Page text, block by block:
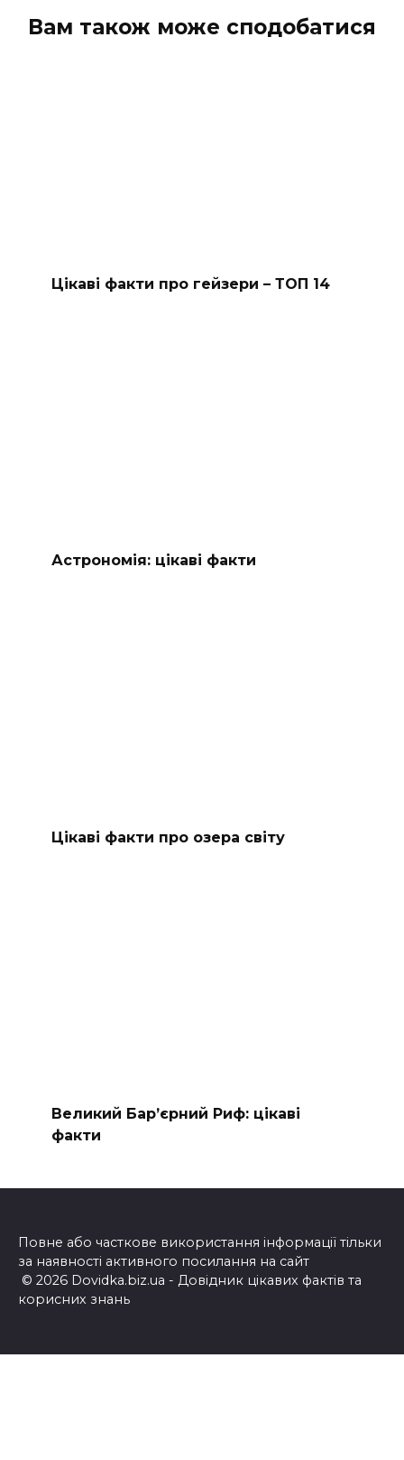
Вам також може сподобатися
Цікаві факти про гейзери – ТОП 14
Астрономія: цікаві факти
Цікаві факти про озера світу
Великий Бар’єрний Риф: цікаві
факти
Повне або часткове використання інформації тільки
за наявності активного посилання на сайт
© 2026 Dovidka.biz.ua - Довідник цікавих фактів та
корисних знань